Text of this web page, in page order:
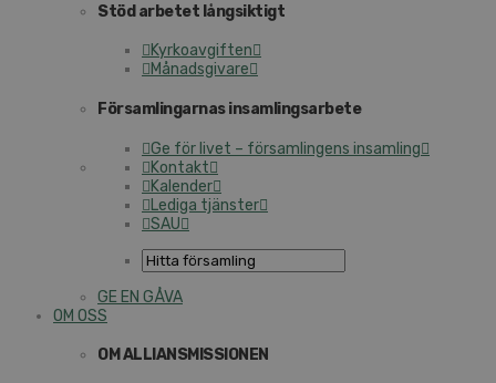
Stöd arbetet långsiktigt
Kyrkoavgiften
Månadsgivare
Församlingarnas insamlingsarbete
Ge för livet – församlingens insamling
Kontakt
Kalender
Lediga tjänster
SAU
GE EN GÅVA
OM OSS
OM ALLIANSMISSIONEN